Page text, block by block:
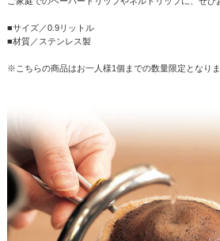
■サイズ／0.9リットル
■材質／ステンレス製
※こちらの商品はお一人様1個までの数量限定となりま